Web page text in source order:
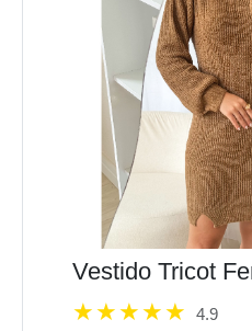
Vestido Tricot
4.9